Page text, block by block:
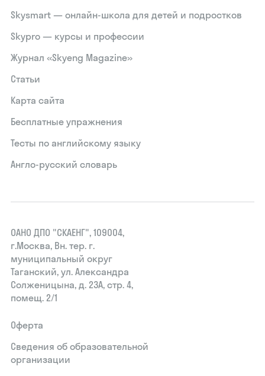
Skysmart — онлайн-школа для детей и подростков
Skypro — курсы и профессии
Журнал «Skyeng Magazine»
Статьи
Карта сайта
Бесплатные упражнения
Тесты по английскому языку
Англо-русский словарь
ОАНО ДПО "СКАЕНГ", 109004,
г.Москва, Вн. тер. г.
муниципальный округ
Таганский, ул. Александра
Солженицына, д. 23А, стр. 4,
помещ. 2/1
Оферта
Сведения об образовательной
организации